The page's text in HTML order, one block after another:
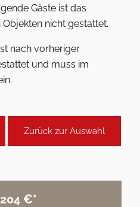
Gäste ist das
nicht gestattet.
nach vorheriger
und muss im
Zurück zur Auswahl
€*